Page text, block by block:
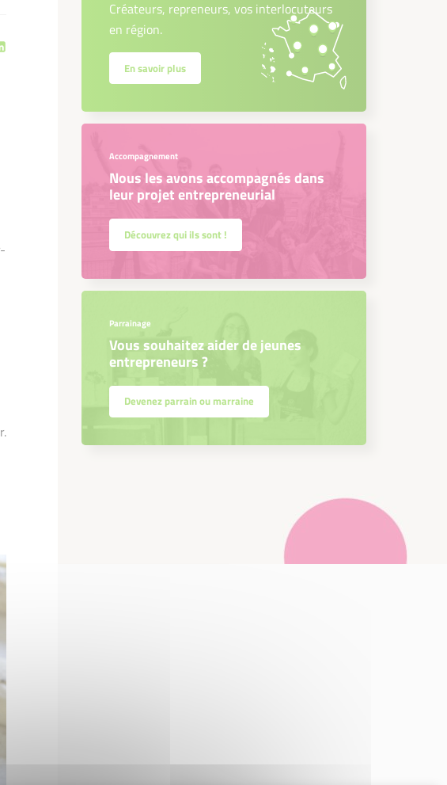
Créateurs, repreneurs, vos interlocuteurs
en région.
En savoir plus
Accompagnement
Nous les avons accompagnés dans
leur projet entrepreneurial
Découvrez qui ils sont !
Parrainage
Vous souhaitez aider de jeunes
entrepreneurs ?
Devenez parrain ou marraine